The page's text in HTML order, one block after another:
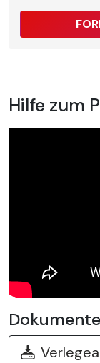
Hilfe zum